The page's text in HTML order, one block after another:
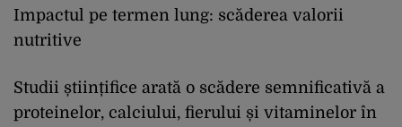
Impactul pe termen lung: scăderea valorii
nutritive
Studii științifice arată o scădere semnificativă a
proteinelor, calciului, fierului și vitaminelor în